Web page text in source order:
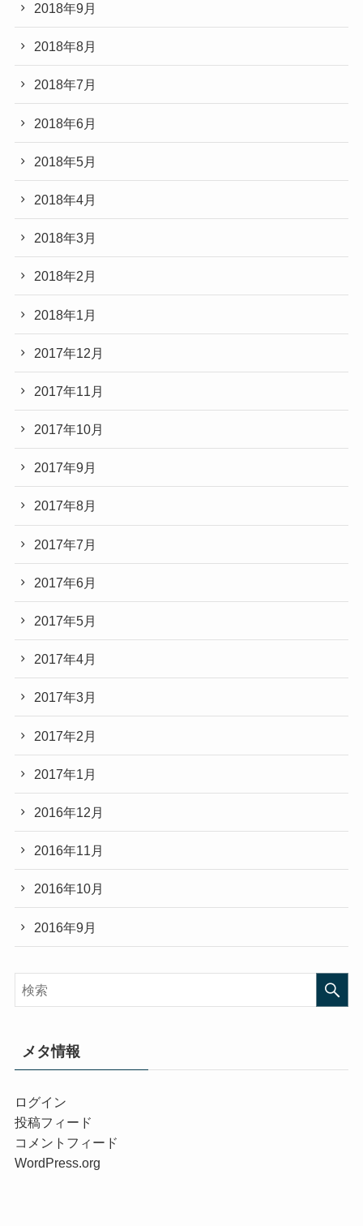
2018年9月
2018年8月
2018年7月
2018年6月
2018年5月
2018年4月
2018年3月
2018年2月
2018年1月
2017年12月
2017年11月
2017年10月
2017年9月
2017年8月
2017年7月
2017年6月
2017年5月
2017年4月
2017年3月
2017年2月
2017年1月
2016年12月
2016年11月
2016年10月
2016年9月
メタ情報
ログイン
投稿フィード
コメントフィード
WordPress.org